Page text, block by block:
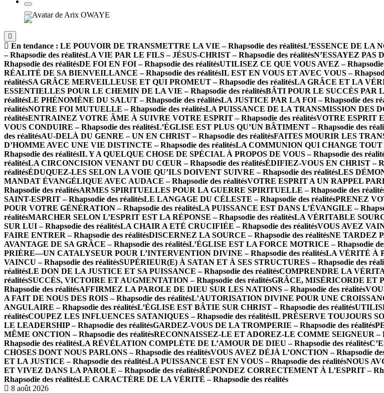
En tendance : LE POUVOIR DE TRANSMETTRE LA VIE – Rhapsodie des réalitésL’ESSENCE DE LA
– Rhapsodie des réalitésLA VIE PAR LE FILS – JÉSUS-CHRIST – Rhapsodie des réalitésN’ESSAYEZ PAS
Rhapsodie des réalitésDE FOI EN FOI – Rhapsodie des réalitésUTILISEZ CE QUE VOUS AVEZ – Rhapsodie
RÉALITÉ DE SA BIENVEILLANCE – Rhapsodie des réalitésIL EST EN VOUS ET AVEC VOUS –
réalitésSA GRÂCE MERVEILLEUSE ET QUI PROMEUT – Rhapsodie des réalitésLA GRÂCE ET LA
ESSENTIELLES POUR LE CHEMIN DE LA VIE – Rhapsodie des réalitésBÂTI POUR LE SUCCÈS PAR
réalitésLE PHÉNOMÈNE DU SALUT – Rhapsodie des réalitésLA JUSTICE PAR LA FOI – Rhapsodie des
réalitésNOTRE FOI MUTUELLE – Rhapsodie des réalitésLA PUISSANCE DE LA TRANSMISSION DES
réalitésENTRAINEZ VOTRE ÂME À SUIVRE VOTRE ESPRIT – Rhapsodie des réalitésVOTRE ESPRIT
VOUS CONDUIRE – Rhapsodie des réalitésL’ÉGLISE EST PLUS QU’UN BÂTIMENT – Rhapsodie des
des réalitésAU-DELÀ DU GENRE – UN EN CHRIST – Rhapsodie des réalitésFAITES MOURIR LES
D’HOMME AVEC UNE VIE DISTINCTE – Rhapsodie des réalitésLA COMMUNION QUI CHANGE TOUT
Rhapsodie des réalitésIL Y A QUELQUE CHOSE DE SPÉCIAL À PROPOS DE VOUS – Rhapsodie des
réalitésLA CIRCONCISION VENANT DU CŒUR – Rhapsodie des réalitésÉDIFIEZ-VOUS EN CHRIST –
réalitésÉDUQUEZ-LES SELON LA VOIE QU’ILS DOIVENT SUIVRE – Rhapsodie des réalitésLES
MANDAT ÉVANGÉLIQUE AVEC AUDACE – Rhapsodie des réalitésVOTRE ESPRIT A UN RAPPEL
Rhapsodie des réalitésARMES SPIRITUELLES POUR LA GUERRE SPIRITUELLE – Rhapsodie des
SAINT-ESPRIT – Rhapsodie des réalitésLE LANGAGE DU CÉLESTE – Rhapsodie des réalitésPRENEZ
POUR VOTRE GÉNÉRATION – Rhapsodie des réalitésLA PUISSANCE EST DANS L’ÉVANGILE –
réalitésMARCHER SELON L’ESPRIT EST LA RÉPONSE – Rhapsodie des réalitésLA VÉRITABLE
SUR LUI – Rhapsodie des réalitésLA CHAIR A ETÉ CRUCIFIÉE – Rhapsodie des réalitésVOUS AVEZ
FAIRE ENTRER – Rhapsodie des réalitésDISCERNEZ LA SOURCE – Rhapsodie des réalitésNE TARDEZ
AVANTAGE DE SA GRÂCE – Rhapsodie des réalitésL’ÉGLISE EST LA FORCE MOTRICE – Rhapsodie
PRIÈRE—UN CATALYSEUR POUR L’INTERVENTION DIVINE – Rhapsodie des réalitésLA VÉRITÉ À
VAINCU – Rhapsodie des réalitésSUPÉRIEUR(E) À SATAN ET À SES STRUCTURES – Rhapsodie des
réalitésLE DON DE LA JUSTICE ET SA PUISSANCE – Rhapsodie des réalitésCOMPRENDRE LA
réalitésSUCCÈS, VICTOIRE ET AUGMENTATION – Rhapsodie des réalitésGRÂCE, MISÉRICORDE ET
Rhapsodie des réalitésAFFIRMEZ LA PAROLE DE DIEU SUR LES NATIONS – Rhapsodie des réalités
A FAIT DE NOUS DES ROIS – Rhapsodie des réalitésL’AUTORISATION DIVINE POUR UNE
ANGULAIRE – Rhapsodie des réalitésL’ÉGLISE EST BÂTIE SUR CHRIST – Rhapsodie des réalités
réalitésCOUPEZ LES INFLUENCES SATANIQUES – Rhapsodie des réalitésIL PRÉSERVE TOUJOURS
LE LEADERSHIP – Rhapsodie des réalitésGARDEZ-VOUS DE LA TROMPERIE – Rhapsodie des réalités
MÊME ONCTION – Rhapsodie des réalitésRECONNAISSEZ-LE ET ADOREZ-LE COMME SEIGNEUR –
Rhapsodie des réalitésLA RÉVÉLATION COMPLÈTE DE L’AMOUR DE DIEU – Rhapsodie des réalités
CHOSES DONT NOUS PARLONS – Rhapsodie des réalitésVOUS AVEZ DÉJÀ L’ONCTION – Rhapsodie
ET LA JUSTICE – Rhapsodie des réalitésLA PUISSANCE EST EN VOUS – Rhapsodie des réalitésNOUS
ET VIVEZ DANS LA PAROLE – Rhapsodie des réalitésRÉPONDEZ CORRECTEMENT À L’ESPRIT –
Rhapsodie des réalitésLE CARACTÈRE DE LA VÉRITÉ – Rhapsodie des réalités
8 août 2026